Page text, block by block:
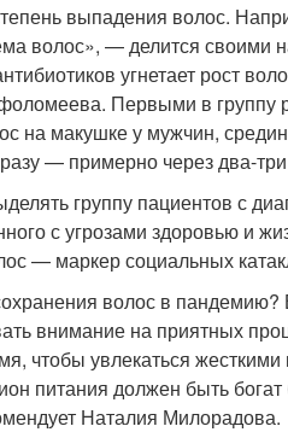
выпадения волос.
волос», — делится
угнетает рост
Первыми в группу
на макушке у мужчин,
— примерно через два-
группу пациентов с
с угрозами здоровью и
— маркер социальных
волос в
внимание на приятных
чтобы увлекаться
питания должен быть
Наталия Милорадова.